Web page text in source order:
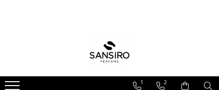
UNISEX
FRAGRANCE MIST
SPRAY DE CAMERA SI RUFE
1 2